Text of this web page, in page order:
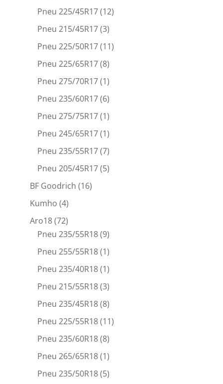
Pneu 225/45R17(12)
Pneu 215/45R17(3)
Pneu 225/50R17(11)
Pneu 225/65R17(8)
Pneu 275/70R17(1)
Pneu 235/60R17(6)
Pneu 275/75R17(1)
Pneu 245/65R17(1)
Pneu 235/55R17(7)
Pneu 205/45R17(5)
BF Goodrich (16)
Kumho (4)
Aro18(72)
Pneu 235/55R18(9)
Pneu 255/55R18(1)
Pneu 235/40R18(1)
Pneu 215/55R18(3)
Pneu 235/45R18(8)
Pneu 225/55R18(11)
Pneu 235/60R18(8)
Pneu 265/65R18(1)
Pneu 235/50R18(5)